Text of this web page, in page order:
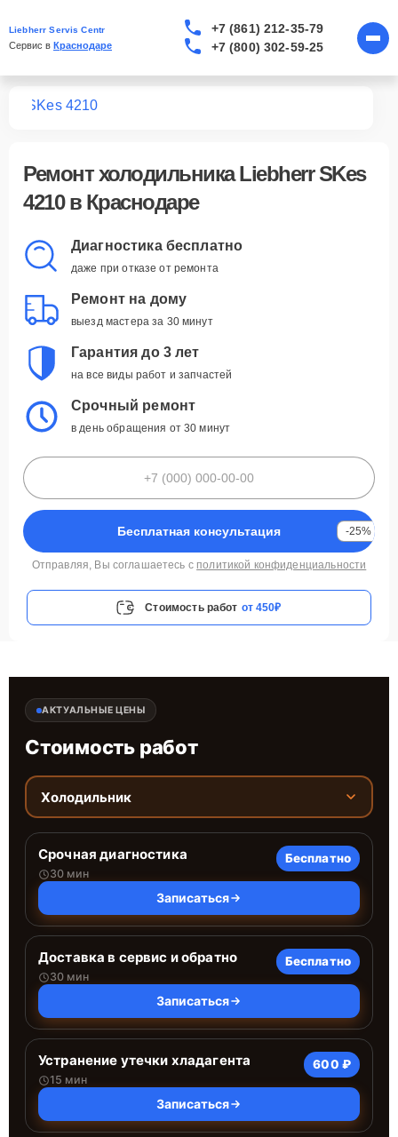
Liebherr Servis Centr
Сервис в Краснодаре
+7 (861) 212-35-79
+7 (800) 302-59-25
SKes 4210
Ремонтхолодильника Liebherr SKes
4210в Краснодаре
Диагностика бесплатно
даже при отказе от ремонта
Ремонт на дому
выезд мастера за 30 минут
Гарантия до 3 лет
на все виды работ и запчастей
Срочный ремонт
в день обращения от 30 минут
Бесплатная консультация -25%
Отправляя, Вы соглашаетесь с политикой конфиденциальности
Стоимость работ от 450₽
АКТУАЛЬНЫЕ ЦЕНЫ
Стоимость работ
Холодильник
Срочная диагностика
30 мин
Бесплатно
Записаться
Доставка в сервис и обратно
30 мин
Бесплатно
Записаться
Устранение утечки хладагента
15 мин
600 ₽
Записаться